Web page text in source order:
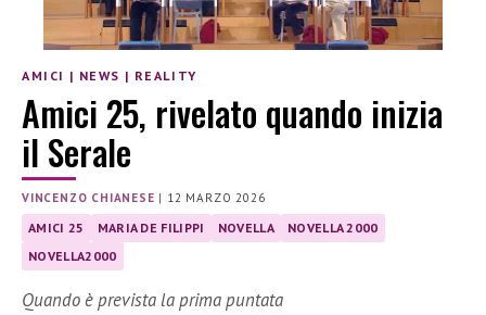
AMICI | NEWS | REALITY
Amici 25, rivelato quando inizia
il Serale
VINCENZO CHIANESE | 12 MARZO 2026
AMICI 25 MARIA DE FILIPPI NOVELLA
NOVELLA 2000
NOVELLA2000
Quando è prevista la prima puntata